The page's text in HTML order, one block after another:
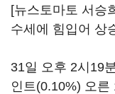
[뉴스토마토 서승
수세에 힘입어 상
31일 오후 2시19
인트(0.10%) 오